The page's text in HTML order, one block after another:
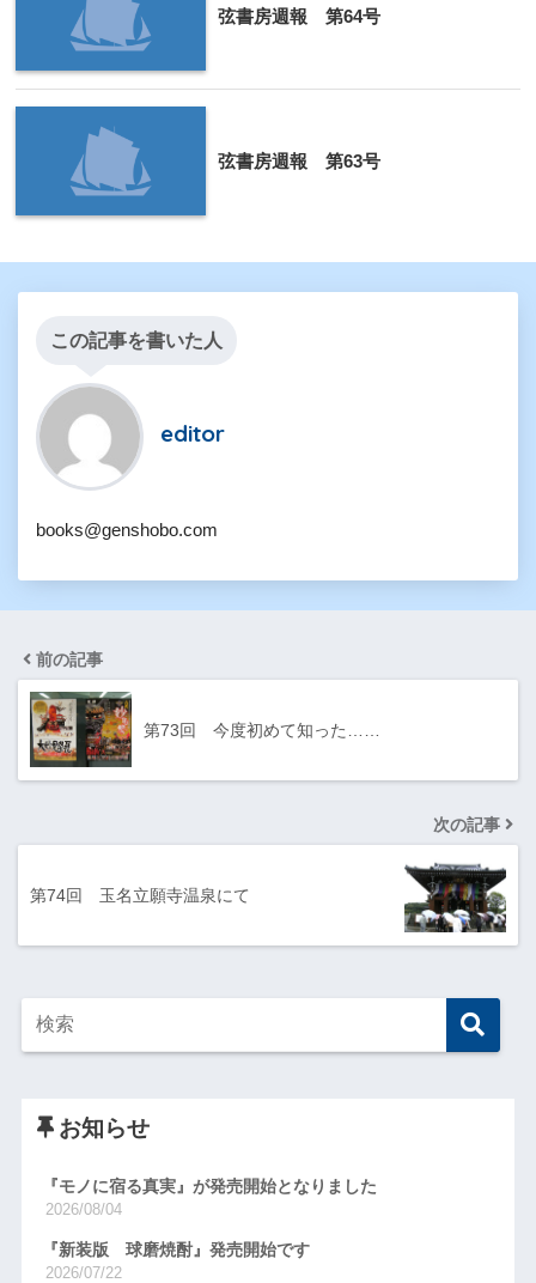
弦書房週報 第64号
弦書房週報 第63号
この記事を書いた人
editor
books@genshobo.com
前の記事
第73回 今度初めて知った……
次の記事
第74回 玉名立願寺温泉にて
お知らせ
『モノに宿る真実』が発売開始となりました
2026/08/04
『新装版 球磨焼酎』発売開始です
2026/07/22